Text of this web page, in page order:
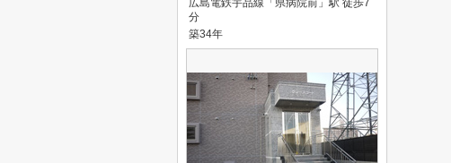
広島電鉄宇品線「県病院前」駅 徒歩7
分
築34年